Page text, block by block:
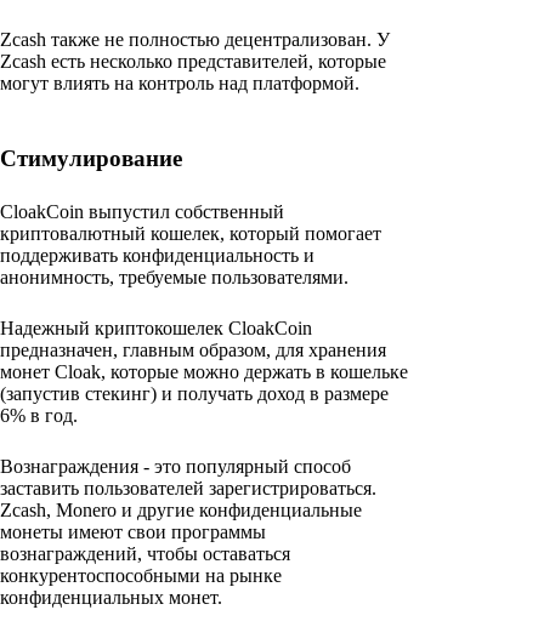
Zcash также не полностью децентрализован. У
Zcash есть несколько представителей, которые
могут влиять на контроль над платформой.
Стимулирование
CloakCoin выпустил собственный
криптовалютный кошелек, который помогает
поддерживать конфиденциальность и
анонимность, требуемые пользователями.
Надежный криптокошелек CloakCoin
предназначен, главным образом, для хранения
монет Cloak, которые можно держать в кошельке
(запустив стекинг) и получать доход в размере
6% в год.
Вознаграждения - это популярный способ
заставить пользователей зарегистрироваться.
Zcash, Monero и другие конфиденциальные
монеты имеют свои программы
вознаграждений, чтобы оставаться
конкурентоспособными на рынке
конфиденциальных монет.